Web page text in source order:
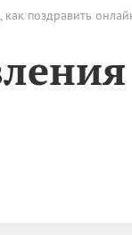
поздравить